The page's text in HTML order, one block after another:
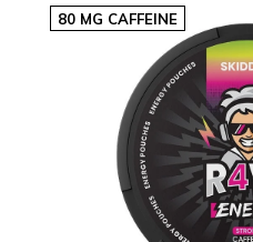
80 MG CAFFEINE